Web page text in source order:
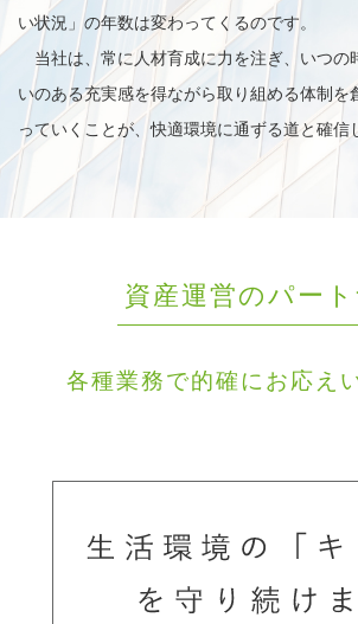
い状況」の年数は変わってくるのです。
当社は、常に人材育成に力を注ぎ、いつの
いのある充実感を得ながら取り組める体制を
っていくことが、快適環境に通ずる道と確信
資産運営のパー
各種業務で的確にお応え